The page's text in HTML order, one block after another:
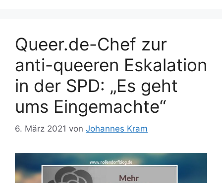
Queer.de-Chef zur
anti-queeren Eskalation
in der SPD: „Es geht
ums Eingemachte“
6. März 2021 von Johannes Kram